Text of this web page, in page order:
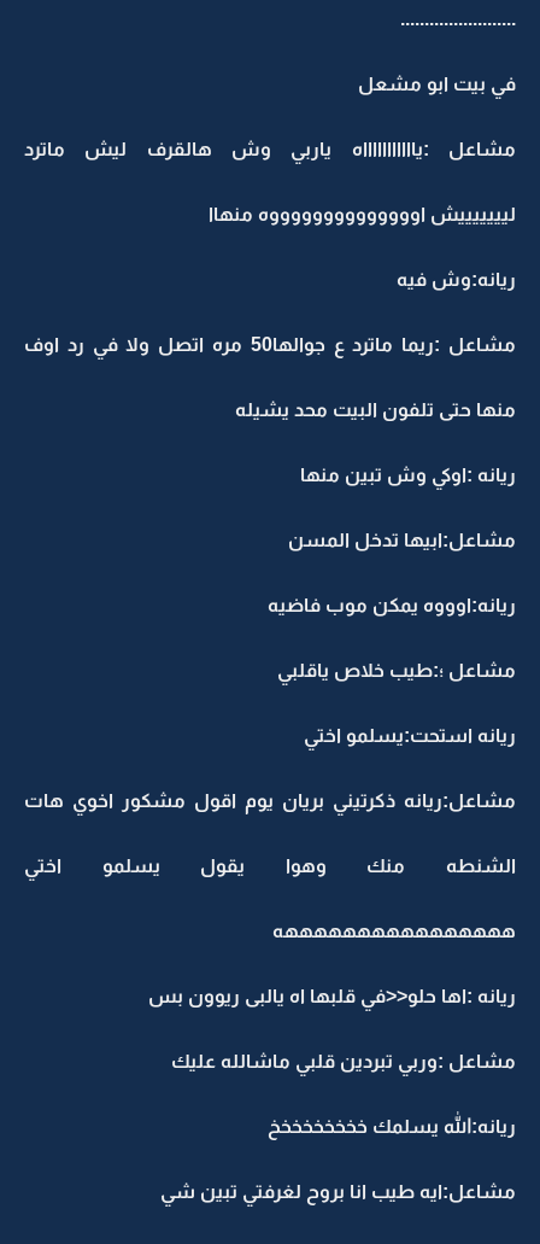
........................
في بيت ابو مشعل
مشاعل :ياااااااااااه ياربي وش هالقرف ليش ماترد
ليييييييش اووووووووووووووه منهاا
ريانه:وش فيه
مشاعل :ريما ماترد ع جوالها50 مره اتصل ولا في رد اوف
منها حتى تلفون البيت محد يشيله
ريانه :اوكي وش تبين منها
مشاعل:ابيها تدخل المسن
ريانه:اوووه يمكن موب فاضيه
مشاعل ؛:طيب خلاص ياقلبي
ريانه استحت:يسلمو اختي
مشاعل:ريانه ذكرتيني بريان يوم اقول مشكور اخوي هات
الشنطه منك وهوا يقول يسلمو اختي
ههههههههههههههههه
ريانه :اها حلو<<في قلبها اه يالبى ريوون بس
مشاعل :وربي تبردين قلبي ماشالله عليك
ريانه:الله يسلمك خخخخخخخخخ
مشاعل:ايه طيب انا بروح لغرفتي تبين شي